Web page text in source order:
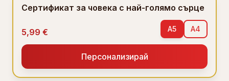
Сертификат за човека с най-голямо сърце
5,99 € A5 A4
Персонализирай